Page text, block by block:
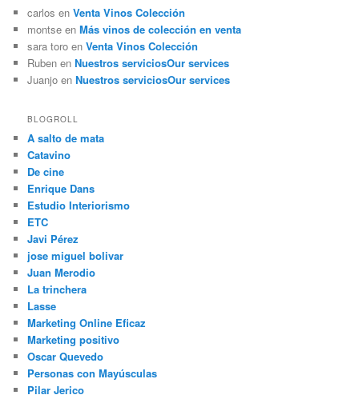
carlos enVenta Vinos Colección
montse enMás vinos de colección en venta
sara toro enVenta Vinos Colección
Ruben enNuestros serviciosOur services
Juanjo enNuestros serviciosOur services
BLOGROLL
A salto de mata
Catavino
De cine
Enrique Dans
Estudio Interiorismo
ETC
Javi Pérez
jose miguel bolivar
Juan Merodio
La trinchera
Lasse
Marketing Online Eficaz
Marketing positivo
Oscar Quevedo
Personas con Mayúsculas
Pilar Jerico